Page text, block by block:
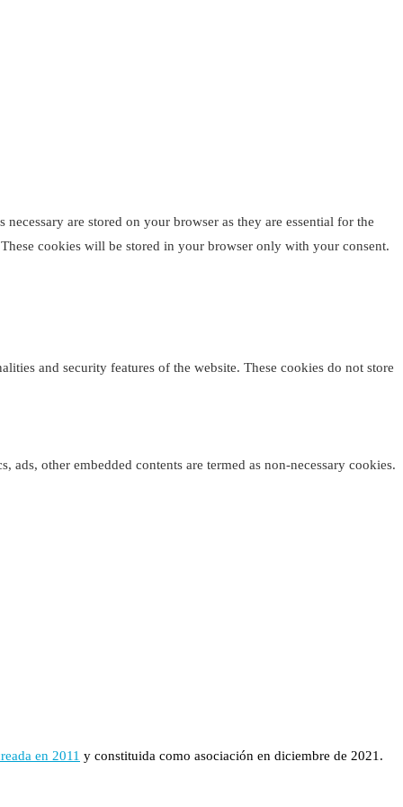
are stored on your browser as they are essential for the
cookies will be stored in your browser only with your consent.
and security features of the website. These cookies do not store
other embedded contents are termed as non-necessary cookies.
en 2011 y constituida como asociación en diciembre de 2021.